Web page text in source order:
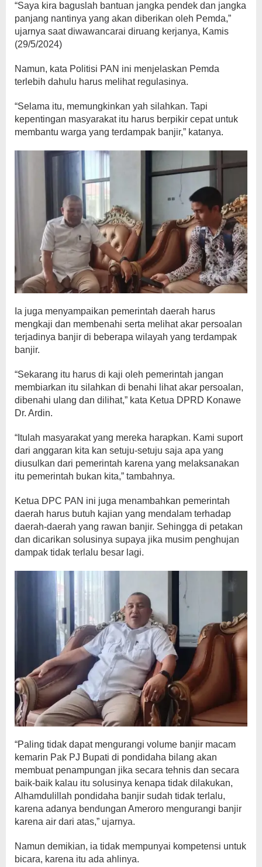
“Saya kira baguslah bantuan jangka pendek dan jangka
panjang nantinya yang akan diberikan oleh Pemda,”
ujarnya saat diwawancarai diruang kerjanya, Kamis
(29/5/2024)
Namun, kata Politisi PAN ini menjelaskan Pemda
terlebih dahulu harus melihat regulasinya.
“Selama itu, memungkinkan yah silahkan. Tapi
kepentingan masyarakat itu harus berpikir cepat untuk
membantu warga yang terdampak banjir,” katanya.
Ia juga menyampaikan pemerintah daerah harus
mengkaji dan membenahi serta melihat akar persoalan
terjadinya banjir di beberapa wilayah yang terdampak
banjir.
“Sekarang itu harus di kaji oleh pemerintah jangan
membiarkan itu silahkan di benahi lihat akar persoalan,
dibenahi ulang dan dilihat,” kata Ketua DPRD Konawe
Dr. Ardin.
“Itulah masyarakat yang mereka harapkan. Kami suport
dari anggaran kita kan setuju-setuju saja apa yang
diusulkan dari pemerintah karena yang melaksanakan
itu pemerintah bukan kita,” tambahnya.
Ketua DPC PAN ini juga menambahkan pemerintah
daerah harus butuh kajian yang mendalam terhadap
daerah-daerah yang rawan banjir. Sehingga di petakan
dan dicarikan solusinya supaya jika musim penghujan
dampak tidak terlalu besar lagi.
“Paling tidak dapat mengurangi volume banjir macam
kemarin Pak PJ Bupati di pondidaha bilang akan
membuat penampungan jika secara tehnis dan secara
baik-baik kalau itu solusinya kenapa tidak dilakukan,
Alhamdulillah pondidaha banjir sudah tidak terlalu,
karena adanya bendungan Ameroro mengurangi banjir
karena air dari atas,” ujarnya.
Namun demikian, ia tidak mempunyai kompetensi untuk
bicara, karena itu ada ahlinya.